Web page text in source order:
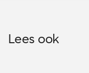
Lees ook